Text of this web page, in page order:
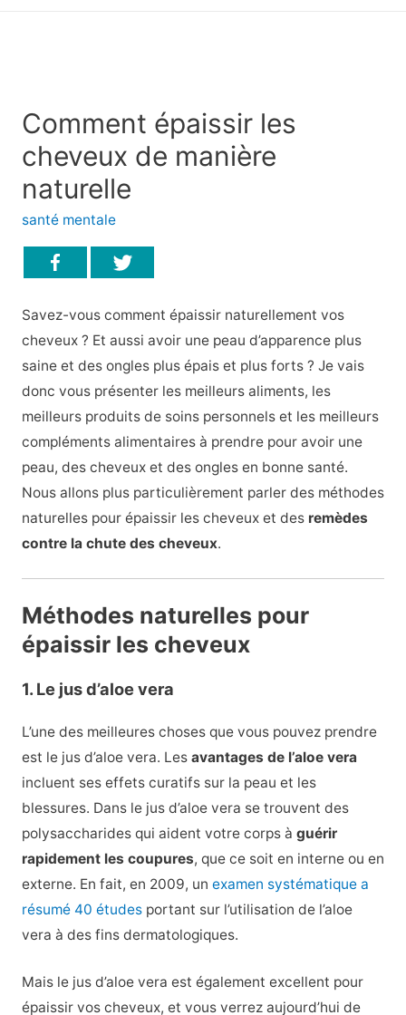
Comment épaissir les
cheveux de manière
naturelle
santé mentale
Savez-vous comment épaissir naturellement vos
cheveux ? Et aussi avoir une peau d’apparence plus
saine et des ongles plus épais et plus forts ? Je vais
donc vous présenter les meilleurs aliments, les
meilleurs produits de soins personnels et les meilleurs
compléments alimentaires à prendre pour avoir une
peau, des cheveux et des ongles en bonne santé.
Nous allons plus particulièrement parler des méthodes
naturelles pour épaissir les cheveux et des remèdes
contre la chute des cheveux.
Méthodes naturelles pour
épaissir les cheveux
1. Le jus d’aloe vera
L’une des meilleures choses que vous pouvez prendre
est le jus d’aloe vera. Les avantages de l’aloe vera
incluent ses effets curatifs sur la peau et les
blessures. Dans le jus d’aloe vera se trouvent des
polysaccharides qui aident votre corps à guérir
rapidement les coupures, que ce soit en interne ou en
externe. En fait, en 2009, un examen systématique a
résumé 40 étudesportant sur l’utilisation de l’aloe
vera à des fins dermatologiques.
Mais le jus d’aloe vera est également excellent pour
épaissir vos cheveux, et vous verrez aujourd’hui de